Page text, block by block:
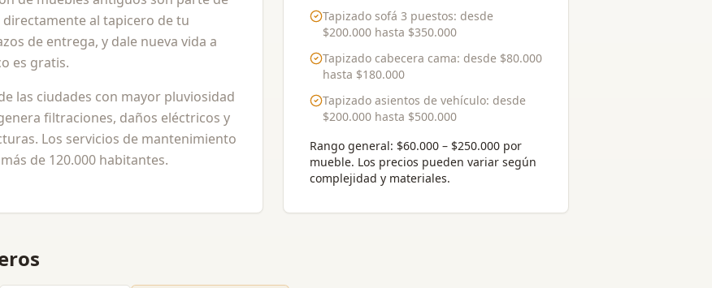
al tapicero de tu
de entrega, y dale nueva vida a
es gratis.
las ciudades con mayor pluviosidad
filtraciones, daños eléctricos y
Los servicios de mantenimiento
de 120.000 habitantes.
Tapizado sofá 3 puestos: desde
$200.000hasta $350.000
Tapizado cabecera cama: desde $80.000
hasta $180.000
Tapizado asientos de vehículo: desde
$200.000hasta $500.000
Rango general: $60.000 – $250.000 por
mueble. Los precios pueden variar según
complejidad y materiales.